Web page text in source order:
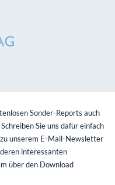
Sonder-Reports auch
Sie uns dafür einfach
unserem E-Mail-Newsletter
interessanten
über den Download